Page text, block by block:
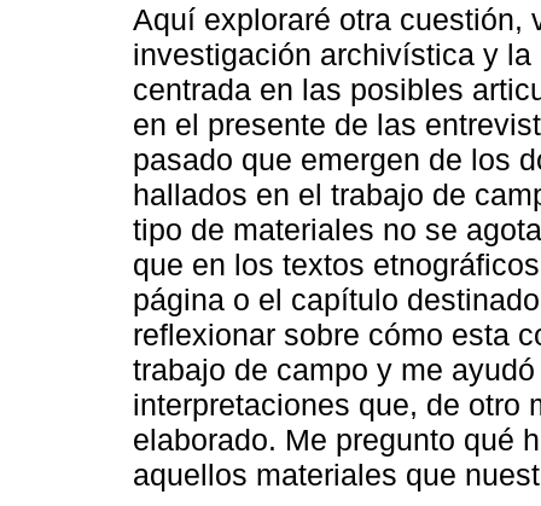
Aquí exploraré otra cuestión,
investigación archivística y
centrada en las posibles
en el presente de las
pasado que emergen de los
hallados en el trabajo de
tipo de materiales no se
que en los textos
página o el capítulo
reflexionar sobre cómo esta
trabajo de campo y me
interpretaciones que, de otro
elaborado. Me pregunto qué
aquellos materiales que